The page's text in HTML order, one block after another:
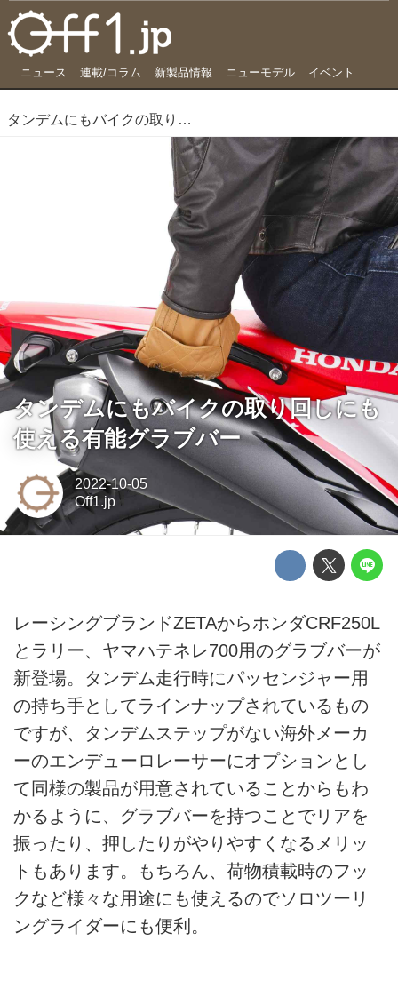
ニュース 連載/コラム 新製品情報 ニューモデル イベント
タンデムにもバイクの取り回しにも使える有能グラブバー
タンデムにもバイクの取り回しにも
使える有能グラブバー
2022-10-05
Off1.jp
レーシングブランドZETAからホンダCRF250L
とラリー、ヤマハテネレ700用のグラブバーが
新登場。タンデム走行時にパッセンジャー用
の持ち手としてラインナップされているもの
ですが、タンデムステップがない海外メーカ
ーのエンデューロレーサーにオプションとし
て同様の製品が用意されていることからもわ
かるように、グラブバーを持つことでリアを
振ったり、押したりがやりやすくなるメリッ
トもあります。もちろん、荷物積載時のフッ
クなど様々な用途にも使えるのでソロツーリ
ングライダーにも便利。